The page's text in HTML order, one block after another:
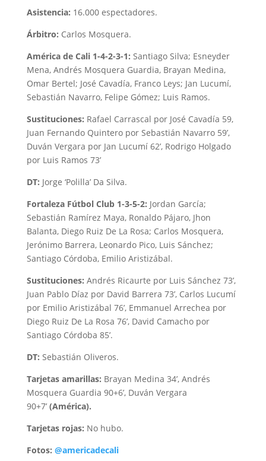
Asistencia: 16.000 espectadores.
Árbitro: Carlos Mosquera.
América de Cali 1-4-2-3-1: Santiago Silva; Esneyder
Mena, Andrés Mosquera Guardia, Brayan Medina,
Omar Bertel; José Cavadía, Franco Leys; Jan Lucumí,
Sebastián Navarro, Felipe Gómez; Luis Ramos.
Sustituciones: Rafael Carrascal por José Cavadía 59,
Juan Fernando Quintero por Sebastián Navarro 59’,
Duván Vergara por Jan Lucumí 62’, Rodrigo Holgado
por Luis Ramos 73’
DT: Jorge ‘Polilla’ Da Silva.
Fortaleza Fútbol Club 1-3-5-2: Jordan García;
Sebastián Ramírez Maya, Ronaldo Pájaro, Jhon
Balanta, Diego Ruiz De La Rosa; Carlos Mosquera,
Jerónimo Barrera, Leonardo Pico, Luis Sánchez;
Santiago Córdoba, Emilio Aristizábal.
Sustituciones: Andrés Ricaurte por Luis Sánchez 73’,
Juan Pablo Díaz por David Barrera 73’, Carlos Lucumí
por Emilio Aristizábal 76’, Emmanuel Arrechea por
Diego Ruiz De La Rosa 76’, David Camacho por
Santiago Córdoba 85’.
DT: Sebastián Oliveros.
Tarjetas amarillas: Brayan Medina 34’, Andrés
Mosquera Guardia 90+6’, Duván Vergara
90+7’ (América).
Tarjetas rojas: No hubo.
Fotos: @americadecali